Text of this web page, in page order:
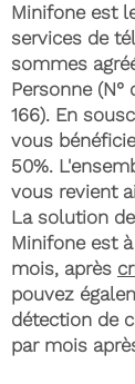
Minifone est
services de
sommes
Personne (N°
166). En
vous
50%.
vous revient
La solution
Minifone est
mois, après
pouvez
détection de
par mois